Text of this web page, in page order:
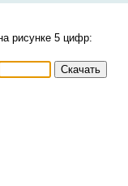
рисунке 5 цифр: